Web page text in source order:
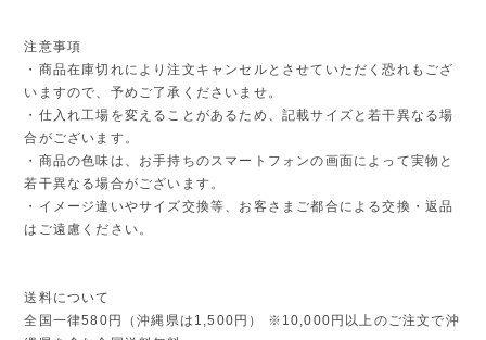
注意事項
・商品在庫切れにより注文キャンセルとさせていただく恐れもござ
いますので、予めご了承くださいませ。
・仕入れ工場を変えることがあるため、記載サイズと若干異なる場
合がございます。
・商品の色味は、お手持ちのスマートフォンの画面によって実物と
若干異なる場合がございます。
・イメージ違いやサイズ交換等、お客さまご都合による交換・返品
はご遠慮ください。
送料について
全国一律580円（沖縄県は1,500円） ※10,000円以上のご注文で沖